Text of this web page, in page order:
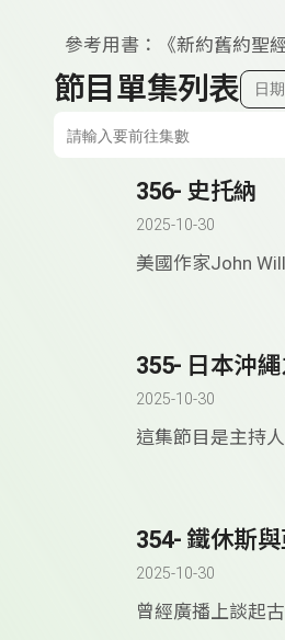
參考用書：《新約舊約聖
節目單集列表 日
356- 史托納
2025-10-30
美國作家John
355- 日本沖
2025-10-30
這集節目是主持
354- 鐵休斯
2025-10-30
曾經廣播上談起